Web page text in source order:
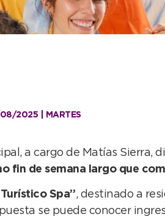
2025 | MARTES
a cargo de Matías Sierra,
fin de semana largo que
Spa”, destinado a
se puede conocer